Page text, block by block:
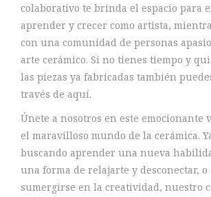
colaborativo te brinda el espacio para
aprender y crecer como artista,
con una comunidad de personas
arte cerámico. Si no tienes tiempo y
las piezas ya fabricadas también
través de aquí.
Únete a nosotros en este emocionante
el maravilloso mundo de la cerámica.
buscando aprender una nueva
una forma de relajarte y desconectar,
sumergirse en la creatividad, nuestro